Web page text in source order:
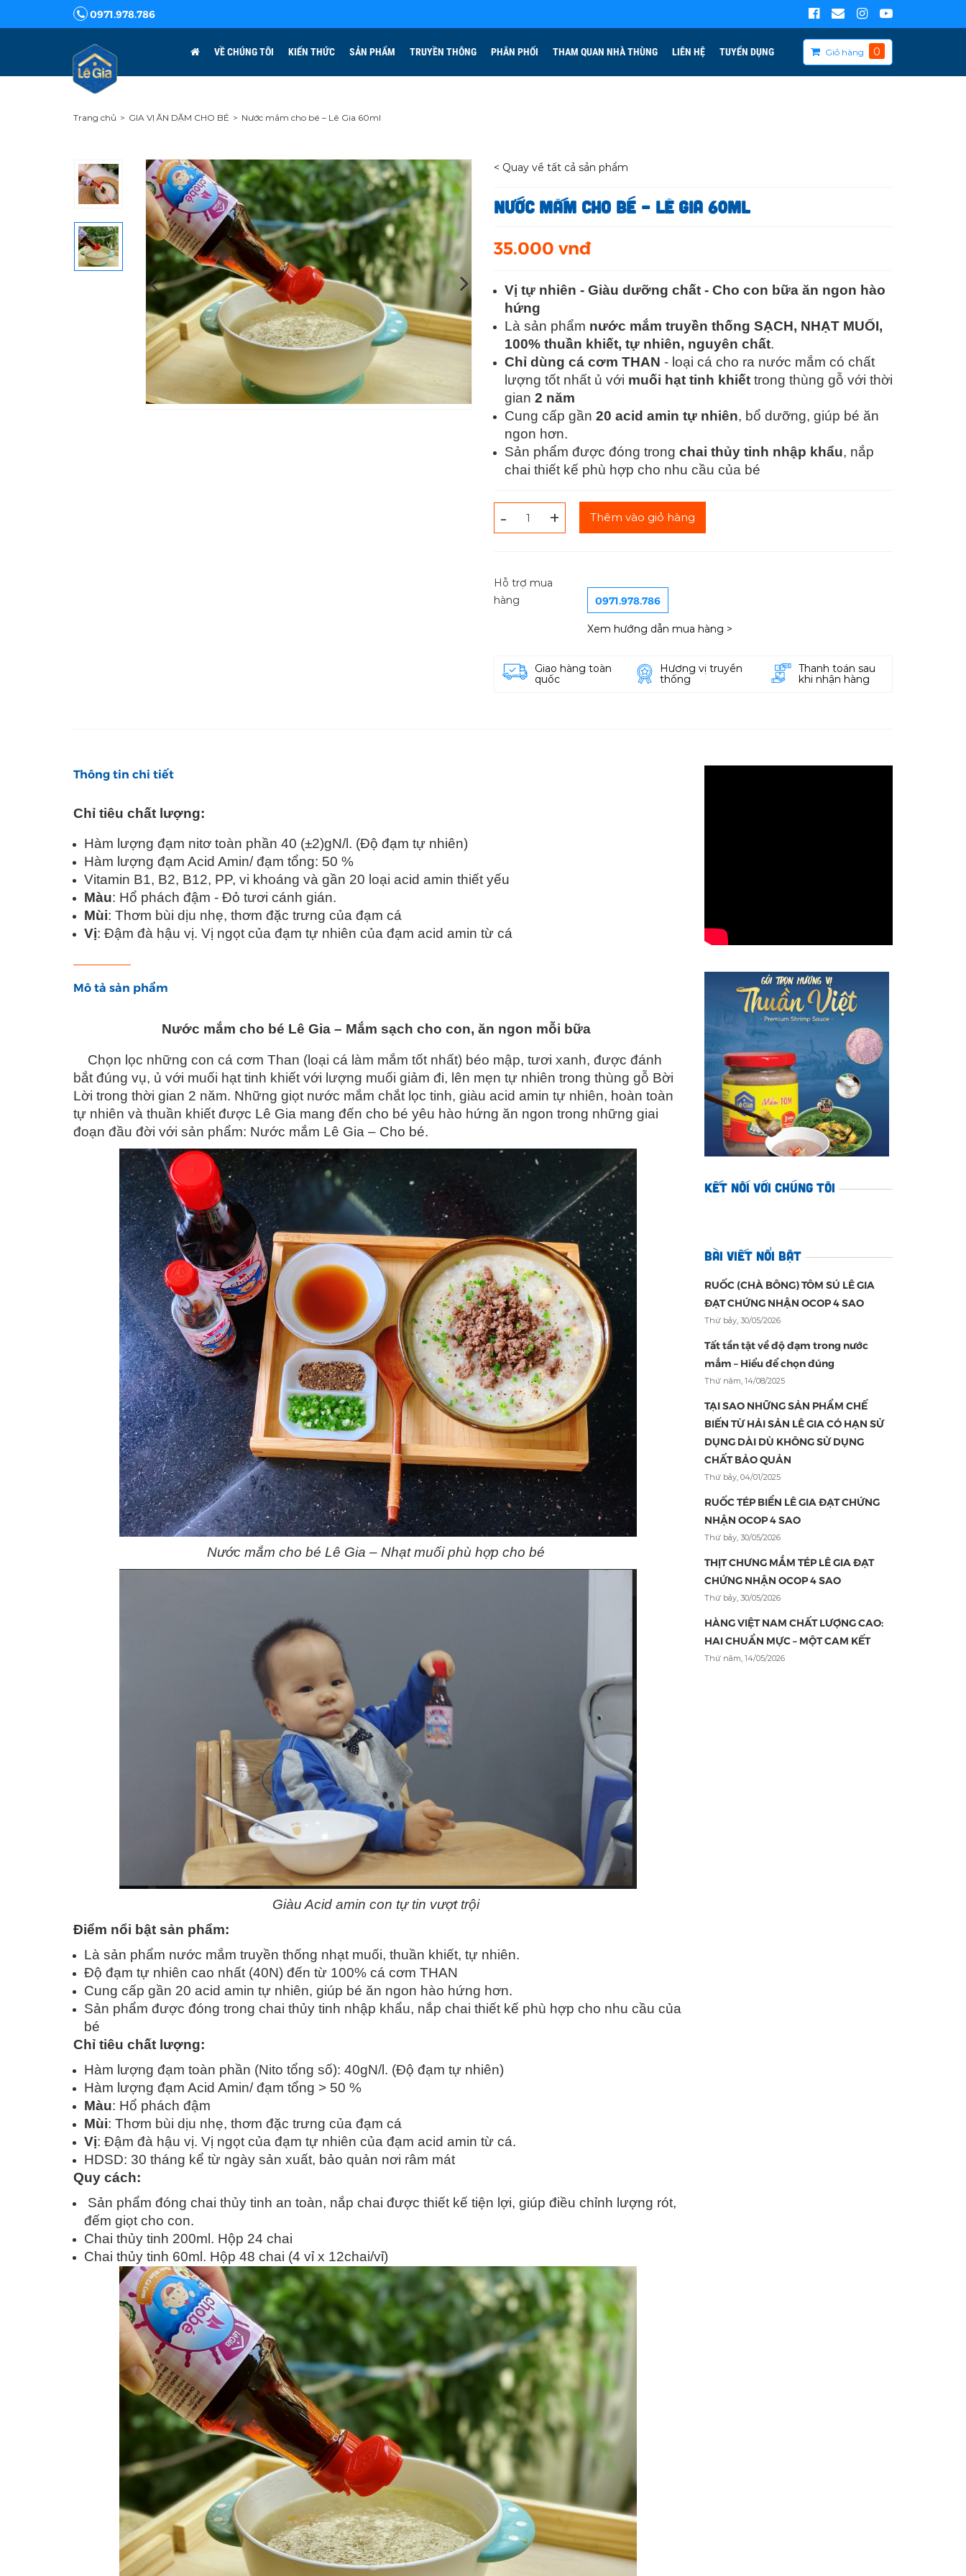
0971.978.786
VỀ CHÚNG TÔI KIẾN THỨC SẢN PHẨM TRUYỀN THÔNG PHÂN PHỐI THAM QUAN NHÀ THÙNG LIÊN HỆ TUYỂN DỤNG Giỏ hàng 0
Trang chủ GIA VỊ ĂN DẶM CHO BÉ Nước mắm cho bé – Lê Gia 60ml
< Quay về tất cả sản phẩm
Nước mắm cho bé – Lê Gia 60ml
35.000 vnđ
Vị tự nhiên - Giàu dưỡng chất - Cho con bữa ăn ngon hào
hứng
Là sản phẩm nước mắm truyền thống SẠCH, NHẠT MUỐI,
100% thuần khiết, tự nhiên, nguyên chất.
Chỉ dùng cá cơm THAN - loại cá cho ra nước mắm có chất
lượng tốt nhất ủ với muối hạt tinh khiết trong thùng gỗ với thời
gian 2 năm
Cung cấp gần 20 acid amin tự nhiên, bổ dưỡng, giúp bé ăn
ngon hơn.
Sản phẩm được đóng trong chai thủy tinh nhập khẩu, nắp
chai thiết kế phù hợp cho nhu cầu của bé
- + Thêm vào giỏ hàng
Hỗ trợ mua
hàng
0971.978.786
Xem hướng dẫn mua hàng >
Giao hàng toàn
quốc
Hương vị truyền
thống
Thanh toán sau
khi nhận hàng
Thông tin chi tiết
Chỉ tiêu chất lượng:
Hàm lượng đạm nitơ toàn phần 40 (±2)gN/l. (Độ đạm tự nhiên)
Hàm lượng đạm Acid Amin/ đạm tổng: 50 %
Vitamin B1, B2, B12, PP, vi khoáng và gần 20 loại acid amin thiết yếu
Màu: Hổ phách đậm - Đỏ tươi cánh gián.
Mùi: Thơm bùi dịu nhẹ, thơm đặc trưng của đạm cá
Vị: Đậm đà hậu vị. Vị ngọt của đạm tự nhiên của đạm acid amin từ cá
Mô tả sản phẩm
Nước mắm cho bé Lê Gia – Mắm sạch cho con, ăn ngon mỗi bữa
Chọn lọc những con cá cơm Than (loại cá làm mắm tốt nhất) béo mập, tươi xanh, được đánh
bắt đúng vụ, ủ với muối hạt tinh khiết với lượng muối giảm đi, lên mẹn tự nhiên trong thùng gỗ Bời
Lời trong thời gian 2 năm. Những giọt nước mắm chắt lọc tinh, giàu acid amin tự nhiên, hoàn toàn
tự nhiên và thuần khiết được Lê Gia mang đến cho bé yêu hào hứng ăn ngon trong những giai
đoạn đầu đời với sản phẩm: Nước mắm Lê Gia – Cho bé.
Nước mắm cho bé Lê Gia – Nhạt muối phù hợp cho bé
Giàu Acid amin con tự tin vượt trội
Điểm nổi bật sản phẩm:
Là sản phẩm nước mắm truyền thống nhạt muối, thuần khiết, tự nhiên.
Độ đạm tự nhiên cao nhất (40N) đến từ 100% cá cơm THAN
Cung cấp gần 20 acid amin tự nhiên, giúp bé ăn ngon hào hứng hơn.
Sản phẩm được đóng trong chai thủy tinh nhập khẩu, nắp chai thiết kế phù hợp cho nhu cầu của
bé
Chỉ tiêu chất lượng:
Hàm lượng đạm toàn phần (Nito tổng số): 40gN/l. (Độ đạm tự nhiên)
Hàm lượng đạm Acid Amin/ đạm tổng > 50 %
Màu: Hổ phách đậm
Mùi: Thơm bùi dịu nhẹ, thơm đặc trưng của đạm cá
Vị: Đậm đà hậu vị. Vị ngọt của đạm tự nhiên của đạm acid amin từ cá.
HDSD: 30 tháng kể từ ngày sản xuất, bảo quản nơi râm mát
Quy cách:
Sản phẩm đóng chai thủy tinh an toàn, nắp chai được thiết kế tiện lợi, giúp điều chỉnh lượng rót,
đếm giọt cho con.
Chai thủy tinh 200ml. Hộp 24 chai
Chai thủy tinh 60ml. Hộp 48 chai (4 vỉ x 12chai/vỉ)
KẾT NỐI VỚI CHÚNG TÔI
BÀI VIẾT NỔI BẬT
RUỐC (CHÀ BÔNG) TÔM SÚ LÊ GIA
ĐẠT CHỨNG NHẬN OCOP 4 SAO
Thứ bảy, 30/05/2026
Tất tần tật về độ đạm trong nước
mắm – Hiểu để chọn đúng
Thứ năm, 14/08/2025
TẠI SAO NHỮNG SẢN PHẨM CHẾ
BIẾN TỪ HẢI SẢN LÊ GIA CÓ HẠN SỬ
DỤNG DÀI DÙ KHÔNG SỬ DỤNG
CHẤT BẢO QUẢN
Thứ bảy, 04/01/2025
RUỐC TÉP BIỂN LÊ GIA ĐẠT CHỨNG
NHẬN OCOP 4 SAO
Thứ bảy, 30/05/2026
THỊT CHƯNG MẮM TÉP LÊ GIA ĐẠT
CHỨNG NHẬN OCOP 4 SAO
Thứ bảy, 30/05/2026
HÀNG VIỆT NAM CHẤT LƯỢNG CAO:
HAI CHUẨN MỰC – MỘT CAM KẾT
Thứ năm, 14/05/2026